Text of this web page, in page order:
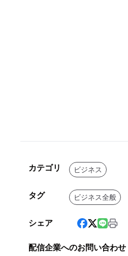
カテゴリ ビジネス
タグ ビジネス全般
シェア
配信企業へのお問い合わせ